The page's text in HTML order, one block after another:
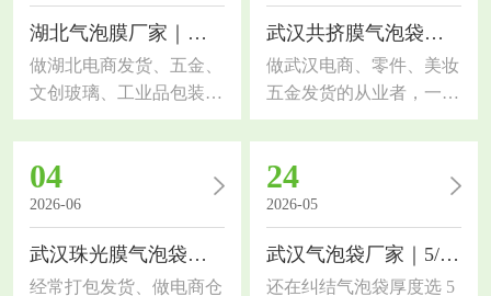
重、气泡大小存在差异，直观感受很难分辨，也是价格差
湖北气泡膜厂家｜包装选材干货，电商工厂通用指南
做湖北电商发货、五金、
文创玻璃、工业品包装的
朋友，对缓冲气泡膜的需
求一定很大。市面上气泡
膜质量参差不齐，选错容
易出现货品破损、受潮、
抗压性差等问题。今天结
合本地行业需求，科普湖
北气泡膜厂家选材知识，
武汉共挤膜气泡袋｜包装选材干货，电商工厂都适用
做武汉电商、零件、美妆
五金发货的从业者，一定
要了解武汉共挤膜气泡
袋，作为缓冲包装材料，
对比普通珠光气泡袋防护
能力提升一大截，今天拆
解材质优势、适用行业和
选材技巧。传统单层气泡
袋韧性差，尖锐五金、玻
04
2026-06
武汉珠光膜气泡袋｜和普通气泡袋、快递袋的区别
经常打包发货、做电商仓
24
2026-05
武汉气泡袋厂家｜5/6/8 丝怎么选？一篇讲透
还在纠结气泡袋厚度选 5